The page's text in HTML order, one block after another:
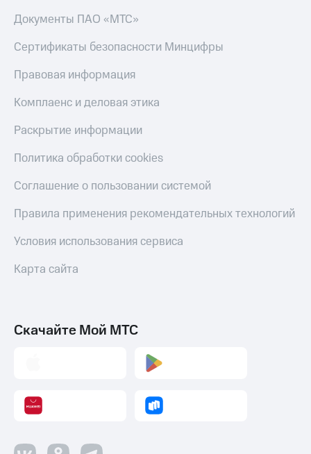
Документы ПАО «МТС»
Сертификаты безопасности Минцифры
Правовая информация
Комплаенс и деловая этика
Раскрытие информации
Политика обработки cookies
Соглашение о пользовании системой
Правила применения рекомендательных технологий
Условия использования сервиса
Карта сайта
Скачайте Мой МТС